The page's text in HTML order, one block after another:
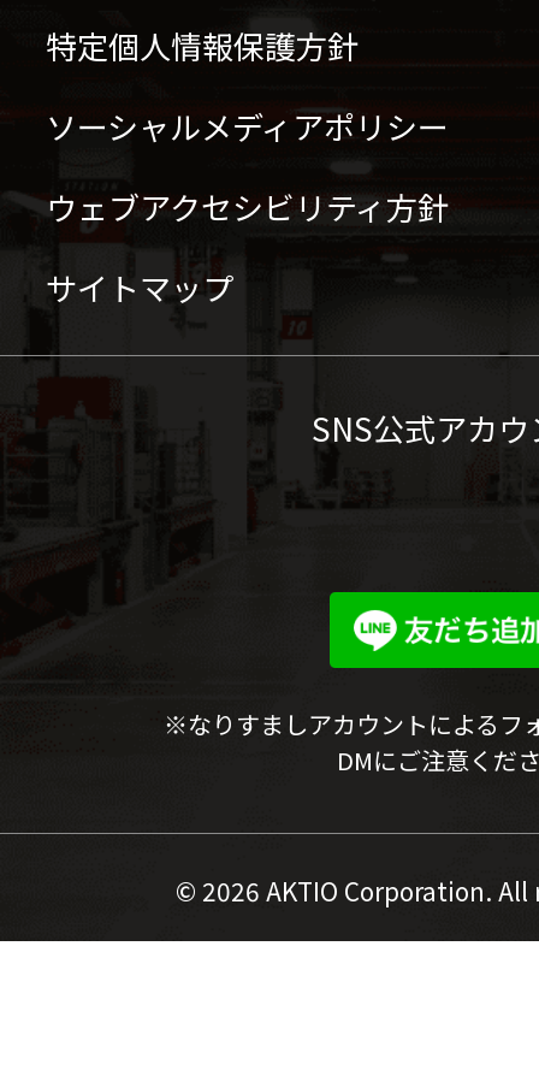
特定個人情報保護方針
ソーシャルメディアポリシー
ウェブアクセシビリティ方針
サイトマップ
SNS公式アカ
※なりすましアカウントによるフ
DMにご注意くだ
© 2026 AKTIO Corporation.